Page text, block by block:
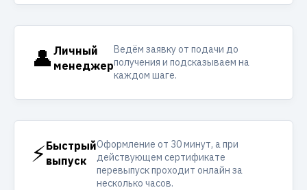
👤 Личный
менеджер
Ведём заявку от подачи до
получения и подсказываем на
каждом шаге.
⚡Быстрый
выпуск
Оформление от 30 минут, а при
действующем сертификате
перевыпуск проходит онлайн за
несколько часов.